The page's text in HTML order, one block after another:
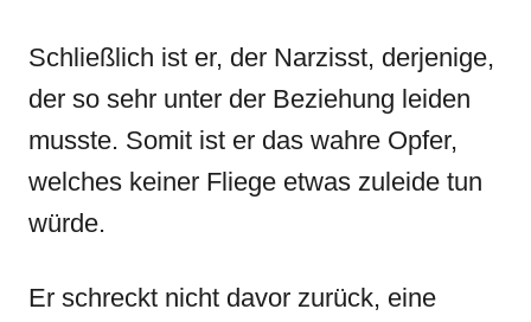
Schließlich ist er, der Narzisst, derjenige,
der so sehr unter der Beziehung leiden
musste. Somit ist er das wahre Opfer,
welches keiner Fliege etwas zuleide tun
würde.
Er schreckt nicht davor zurück, eine